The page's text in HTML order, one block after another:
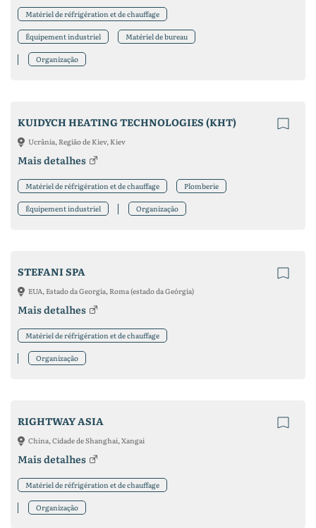
Matériel de réfrigération et de chauffage
Équipement industriel Matériel de bureau
Organização
KUIDYCH HEATING TECHNOLOGIES (KHT)
Ucrânia, Região de Kiev, Kiev
Mais detalhes
Matériel de réfrigération et de chauffage Plomberie
Équipement industriel Organização
STEFANI SPA
EUA, Estado da Georgia, Roma (estado da Geórgia)
Mais detalhes
Matériel de réfrigération et de chauffage
Organização
RIGHTWAY ASIA
China, Cidade de Shanghai, Xangai
Mais detalhes
Matériel de réfrigération et de chauffage
Organização